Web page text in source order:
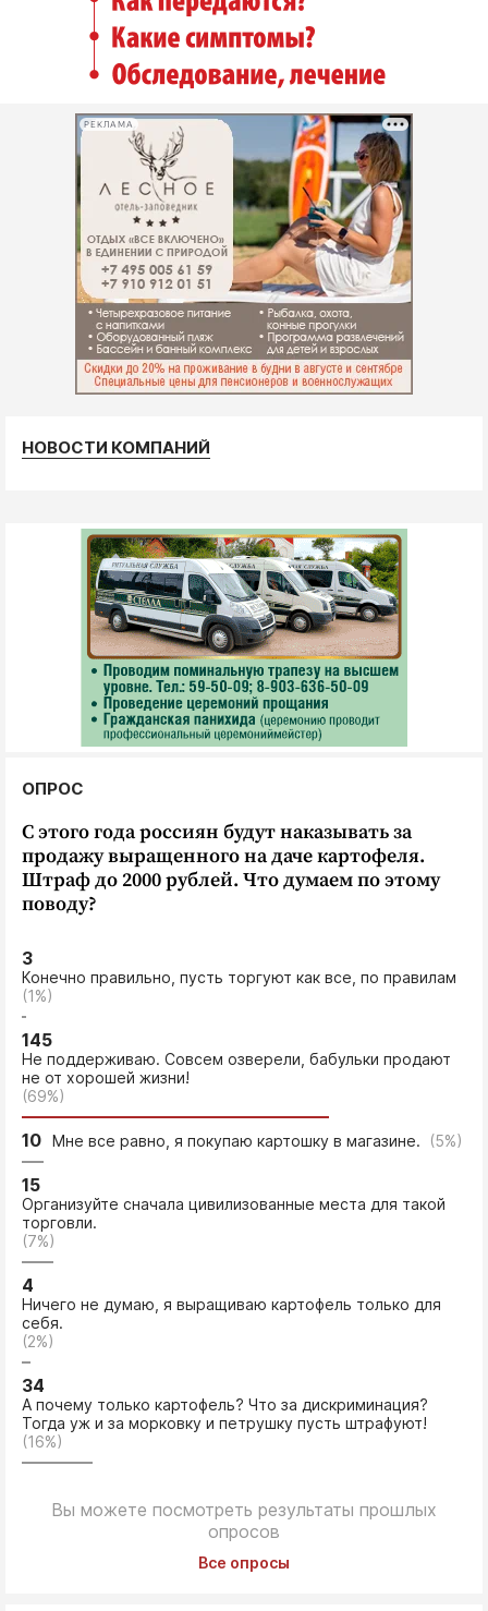
РЕКЛАМА
НОВОСТИ КОМПАНИЙ
ОПРОС
С этого года россиян будут наказывать за
продажу выращенного на даче картофеля.
Штраф до 2000 рублей. Что думаем по этому
поводу?
3
Конечно правильно, пусть торгуют как все, по правилам
(1%)
145
Не поддерживаю. Совсем озверели, бабульки продают
не от хорошей жизни!
(69%)
10 Мне все равно, я покупаю картошку в магазине. (5%)
15
Организуйте сначала цивилизованные места для такой
торговли.
(7%)
4
Ничего не думаю, я выращиваю картофель только для
себя.
(2%)
34
А почему только картофель? Что за дискриминация?
Тогда уж и за морковку и петрушку пусть штрафуют!
(16%)
Вы можете посмотреть результаты прошлых
опросов
Все опросы